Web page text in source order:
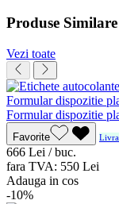
Produse Similare
Vezi toate
Formular dispozitie
Favorite
666 Lei / buc.
fara TVA: 550 Lei
Adauga in cos
-10%